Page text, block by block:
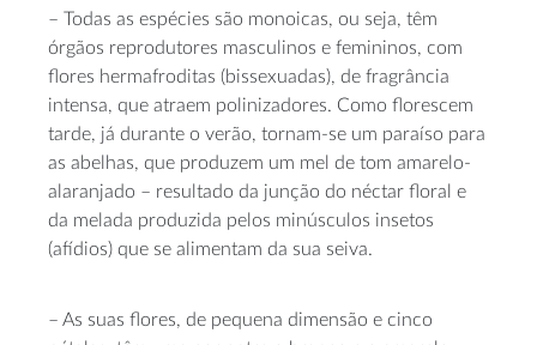
– Todas as espécies são monoicas, ou seja, têm
órgãos reprodutores masculinos e femininos, com
flores hermafroditas (bissexuadas), de fragrância
intensa, que atraem polinizadores. Como florescem
tarde, já durante o verão, tornam-se um paraíso para
as abelhas, que produzem um mel de tom amarelo-
alaranjado – resultado da junção do néctar floral e
da melada produzida pelos minúsculos insetos
(afídios) que se alimentam da sua seiva.
– As suas flores, de pequena dimensão e cinco